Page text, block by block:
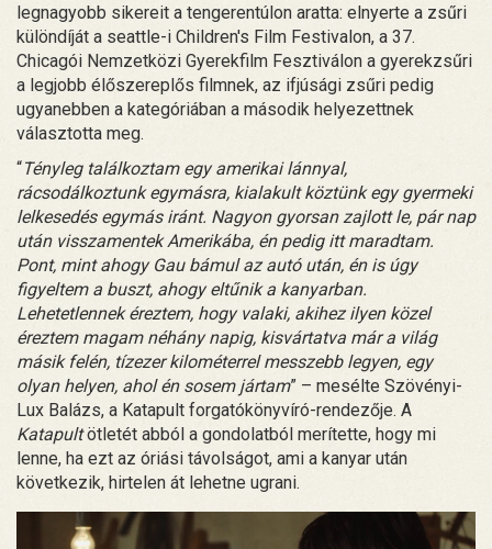
legnagyobb sikereit a tengerentúlon aratta: elnyerte a zsűri
különdíját a seattle-i Children's Film Festivalon, a 37.
Chicagói Nemzetközi Gyerekfilm Fesztiválon a gyerekzsűri
a legjobb élőszereplős filmnek, az ifjúsági zsűri pedig
ugyanebben a kategóriában a második helyezettnek
választotta meg.
“Tényleg találkoztam egy amerikai lánnyal,
rácsodálkoztunk egymásra, kialakult köztünk egy gyermeki
lelkesedés egymás iránt. Nagyon gyorsan zajlott le, pár nap
után visszamentek Amerikába, én pedig itt maradtam.
Pont, mint ahogy Gau bámul az autó után, én is úgy
figyeltem a buszt, ahogy eltűnik a kanyarban.
Lehetetlennek éreztem, hogy valaki, akihez ilyen közel
éreztem magam néhány napig, kisvártatva már a világ
másik felén, tízezer kilométerrel messzebb legyen, egy
olyan helyen, ahol én sosem jártam” – mesélte Szövényi-
Lux Balázs, a Katapult forgatókönyvíró-rendezője. A
Katapultötletét abból a gondolatból merítette, hogy mi
lenne, ha ezt az óriási távolságot, ami a kanyar után
következik, hirtelen át lehetne ugrani.